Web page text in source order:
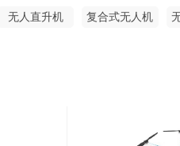
无人直升机 复合式无人机